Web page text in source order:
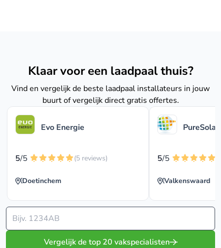
Klaar voor een laadpaal thuis?
Vind en vergelijk de beste laadpaal installateurs in jouw
buurt of vergelijk direct gratis offertes.
Evo Energie
5/5 (5 reviews)
Doetinchem
PureSolar
5/5
Valkenswaard
Vergelijk de top 20 vakspecialisten